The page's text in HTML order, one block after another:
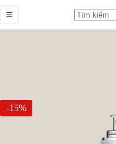
-15%